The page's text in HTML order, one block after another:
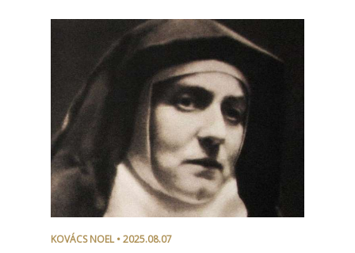
KOVÁCS NOEL• 2025.08.07